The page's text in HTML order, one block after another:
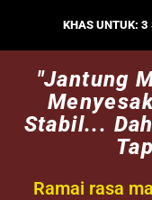
KHAS UNTUK: 3
"Jantung
Stabil...
Ramai rasa